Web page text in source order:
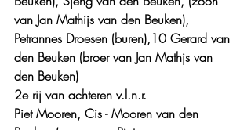
van Jan Mathijs van den Beuken),
Petrannes Droesen (buren),10 Gerard van
den Beuken (broer van Jan Mathjs van
den Beuken)
2e rij van achteren v.l.n.r.
Piet Mooren, Cis - Mooren van den